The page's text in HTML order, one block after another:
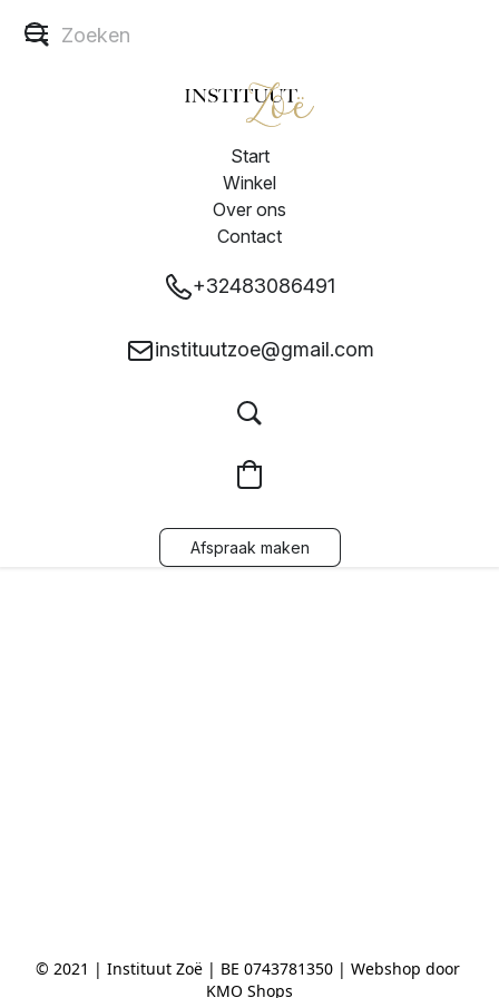
Start
Winkel
Over ons
Contact
+32483086491
instituutzoe@gmail.com
Afspraak maken
© 2021 | Instituut Zoë | BE 0743781350 | Webshop door
KMO Shops